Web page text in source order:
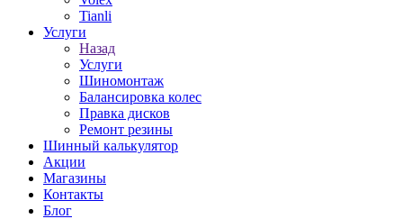
Tianli
Услуги
Назад
Услуги
Шиномонтаж
Балансировка колес
Правка дисков
Ремонт резины
Шинный калькулятор
Акции
Магазины
Контакты
Блог